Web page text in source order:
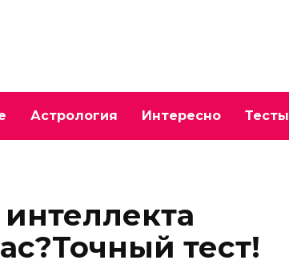
Астрология Интересно Тесты
тест!